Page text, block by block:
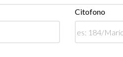
Citofono